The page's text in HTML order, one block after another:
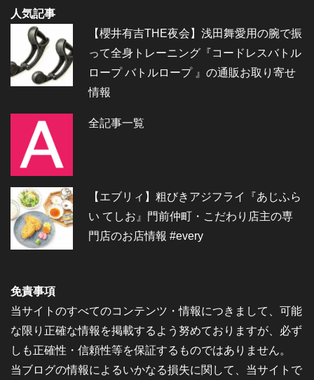
人気記事
【櫻井有吉THE夜会】浅田舞愛用の腕で振
って全身トレーニング『コードレスバトル
ロープ バトルロープ 』の通販お取り寄せ
情報
全記事一覧
【エブリィ】粗びきアジフライ『あじふら
い てしお』門前仲町・こだわり店主の専
門店のお店情報 #every
免責事項
当サイトのすべてのコンテンツ・情報につきまして、可能
な限り正確な情報を掲載するよう努めておりますが、必ず
しも正確性・信頼性等を保証するものではありません。
当ブログの情報によるいかなる損失に関して、当サイトで